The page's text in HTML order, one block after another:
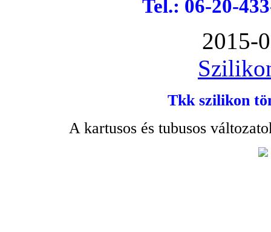
Tel.: 06-20-
2015-
Tkk szilikon
A kartusos és tubusos